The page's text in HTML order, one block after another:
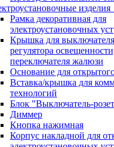
изделия
Рамка декоративная для
электроустановочных
Крышка для
регулятора
переключателя жалюзи
Основание для
Вставка/крышка для
технологий
Блок "Выключатель-
Диммер
Кнопка нажимная
Корпус накладной для